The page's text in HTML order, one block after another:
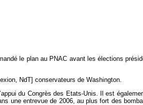
le plan au PNAC avant les élections
NdT] conservateurs de Washington.
du Congrès des Etats-Unis. Il est
une entrevue de 2006, au plus fort des